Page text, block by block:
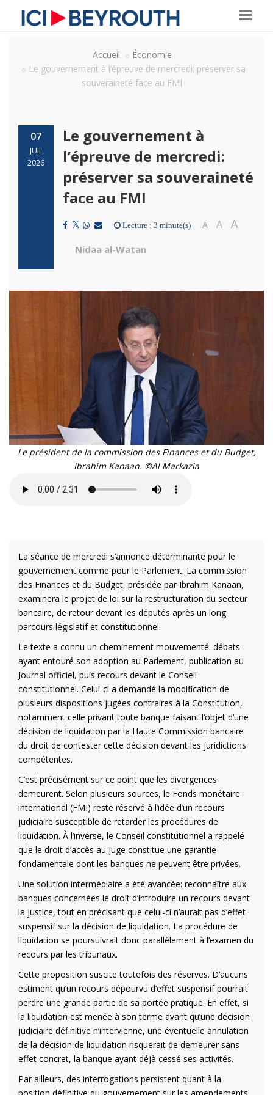
Accueil
Économie
Le gouvernement à l’épreuve de mercredi: préserver sa
souveraineté face au FMI
07
JUIL
2026
Le gouvernement à
l’épreuve de mercredi:
préserver sa souveraineté
face au FMI
Lecture : 3 minute(s) A A A
Nidaa al-Watan
Le président de la commission des Finances et du Budget,
Ibrahim Kanaan. ©Al Markazia
La séance de mercredi s’annonce déterminante pour le
gouvernement comme pour le Parlement. La commission
des Finances et du Budget, présidée par Ibrahim Kanaan,
examinera le projet de loi sur la restructuration du secteur
bancaire, de retour devant les députés après un long
parcours législatif et constitutionnel.
Le texte a connu un cheminement mouvementé: débats
ayant entouré son adoption au Parlement, publication au
Journal officiel, puis recours devant le Conseil
constitutionnel. Celui-ci a demandé la modification de
plusieurs dispositions jugées contraires à la Constitution,
notamment celle privant toute banque faisant l’objet d’une
décision de liquidation par la Haute Commission bancaire
du droit de contester cette décision devant les juridictions
compétentes.
C’est précisément sur ce point que les divergences
demeurent. Selon plusieurs sources, le Fonds monétaire
international (FMI) reste réservé à l’idée d’un recours
judiciaire susceptible de retarder les procédures de
liquidation. À l’inverse, le Conseil constitutionnel a rappelé
que le droit d’accès au juge constitue une garantie
fondamentale dont les banques ne peuvent être privées.
Une solution intermédiaire a été avancée: reconnaître aux
banques concernées le droit d’introduire un recours devant
la justice, tout en précisant que celui-ci n’aurait pas d’effet
suspensif sur la décision de liquidation. La procédure de
liquidation se poursuivrait donc parallèlement à l’examen du
recours par les tribunaux.
Cette proposition suscite toutefois des réserves. D’aucuns
estiment qu’un recours dépourvu d’effet suspensif pourrait
perdre une grande partie de sa portée pratique. En effet, si
la liquidation est menée à son terme avant qu’une décision
judiciaire définitive n’intervienne, une éventuelle annulation
de la décision de liquidation risquerait de demeurer sans
effet concret, la banque ayant déjà cessé ses activités.
Par ailleurs, des interrogations persistent quant à la